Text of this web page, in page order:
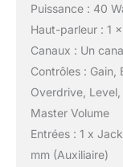
Puissance : 40
Haut-parleur : 1
Canaux : Un
Contrôles : Gain,
Overdrive,
Master Volume
Entrées : 1 x
mm (Auxiliaire)